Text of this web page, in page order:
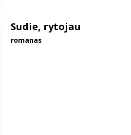
Sudie, rytojau
romanas